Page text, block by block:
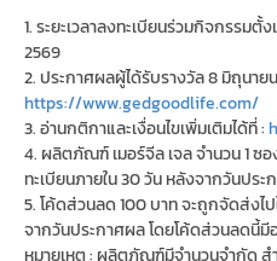
1. ระยะเวลาลงทะเบียนร่วมกิจกรร
2569
2. ประกาศผลผู้ได้รับรางวัล 8 มิถุนาย
https://www.gedgoodlife.com/
3. อ่านกติกาและเงื่อนไขเพิ่มเติมได้ที่ :
4. ผลิตภัณฑ์ เมอร์จีล เจล จำนวน 1 ซ
ทะเบียนภายใน 30 วัน หลังจากวันประ
5. โค้ดส่วนลด 100 บาท จะถูกจัดส่งไ
จากวันประกาศผล โดยโค้ดส่วนลดนี้มี
หมายเหตุ : ผลิตภัณฑ์มีจำนวนจำกัด ส